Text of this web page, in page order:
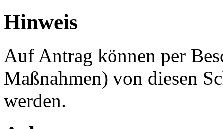
Hinweis
Auf Antrag können per
Maßnahmen) von diesen
werden.